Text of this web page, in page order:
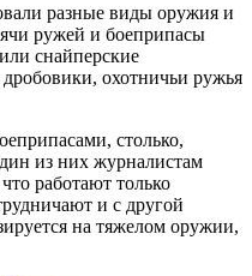
разные виды оружия и
ружей и боеприпасы
снайперские
охотничьи ружья
столько,
из них журналистам
что работают только
и с другой
на тяжелом оружии,